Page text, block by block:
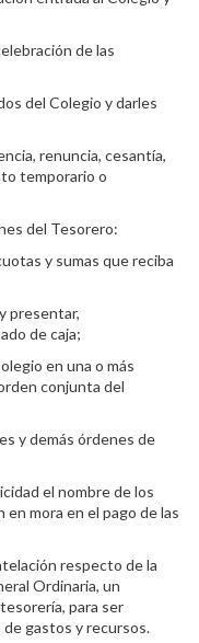
de las
del Colegio y darles
renuncia, cesantía,
temporario o
del Tesorero:
y sumas que reciba
presentar,
de caja;
en una o más
conjunta del
y demás órdenes de
el nombre de los
mora en el pago de las
respecto de la
Ordinaria, un
para ser
de gastos y recursos.